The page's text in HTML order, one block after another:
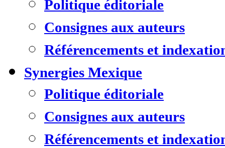
Politique éditoriale
Consignes aux auteurs
Référencements et
Synergies Mexique
Politique éditoriale
Consignes aux auteurs
Référencements et